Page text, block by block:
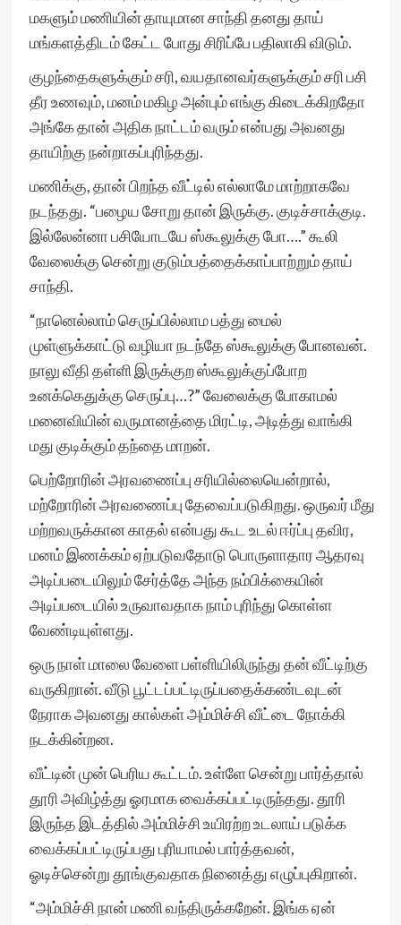
மகளும் மணியின் தாயுமான சாந்தி தனது தாய்
மங்களத்திடம் கேட்ட போது சிரிப்பே பதிலாகி விடும்.
குழந்தைகளுக்கும் சரி, வயதானவர்களுக்கும் சரி பசி
தீர உணவும், மனம் மகிழ அன்பும் எங்கு கிடைக்கிறதோ
அங்கே தான் அதிக நாட்டம் வரும் என்பது அவனது
தாயிற்கு நன்றாகப்புரிந்தது.
மணிக்கு, தான் பிறந்த வீட்டில் எல்லாமே மாற்றாகவே
நடந்தது. “பழைய சோறு தான் இருக்கு. குடிச்சாக்குடி.
இல்லேன்னா பசியோடயே ஸ்கூலுக்கு போ….” கூலி
வேலைக்கு சென்று குடும்பத்தைக்காப்பாற்றும் தாய்
சாந்தி.
“நானெல்லாம் செருப்பில்லாம பத்து மைல்
முள்ளுக்காட்டு வழியா நடந்தே ஸ்கூலுக்கு போனவன்.
நாலு வீதி தள்ளி இருக்குற ஸ்கூலுக்குப்போற
உனக்கெதுக்கு செருப்பு…?” வேலைக்கு போகாமல்
மனைவியின் வருமானத்தை மிரட்டி, அடித்து வாங்கி
மது குடிக்கும் தந்தை மாறன்.
பெற்றோரின் அரவணைப்பு சரியில்லையென்றால்,
மற்றோரின் அரவணைப்பு தேவைப்படுகிறது. ஒருவர் மீது
மற்றவருக்கான காதல் என்பது கூட உடல் ஈர்ப்பு தவிர,
மனம் இணக்கம் ஏற்படுவதோடு பொருளாதார ஆதரவு
அடிப்படையிலும் சேர்த்தே அந்த நம்பிக்கையின்
அடிப்படையில் உருவாவதாக நாம் புரிந்து கொள்ள
வேண்டியுள்ளது.
ஒரு நாள் மாலை வேளை பள்ளியிலிருந்து தன் வீட்டிற்கு
வருகிறான். வீடு பூட்டப்பட்டிருப்பதைக்கண்டவுடன்
நேராக அவனது கால்கள் அம்மிச்சி வீட்டை நோக்கி
நடக்கின்றன.
வீட்டின் முன் பெரிய கூட்டம். உள்ளே சென்று பார்த்தால்
தூரி அவிழ்த்து ஓரமாக வைக்கப்பட்டிருந்தது. தூரி
இருந்த இடத்தில் அம்மிச்சி உயிரற்ற உடலாய் படுக்க
வைக்கப்பட்டிருப்பது புரியாமல் பார்த்தவன்,
ஓடிச்சென்று தூங்குவதாக நினைத்து எழுப்புகிறான்.
“அம்மிச்சி நான் மணி வந்திருக்கறேன். இங்க ஏன்